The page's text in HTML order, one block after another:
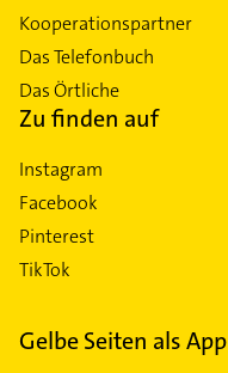
Kooperationspartner
Das Telefonbuch
Das Örtliche
Zu finden auf
Instagram
Facebook
Pinterest
TikTok
Gelbe Seiten als App